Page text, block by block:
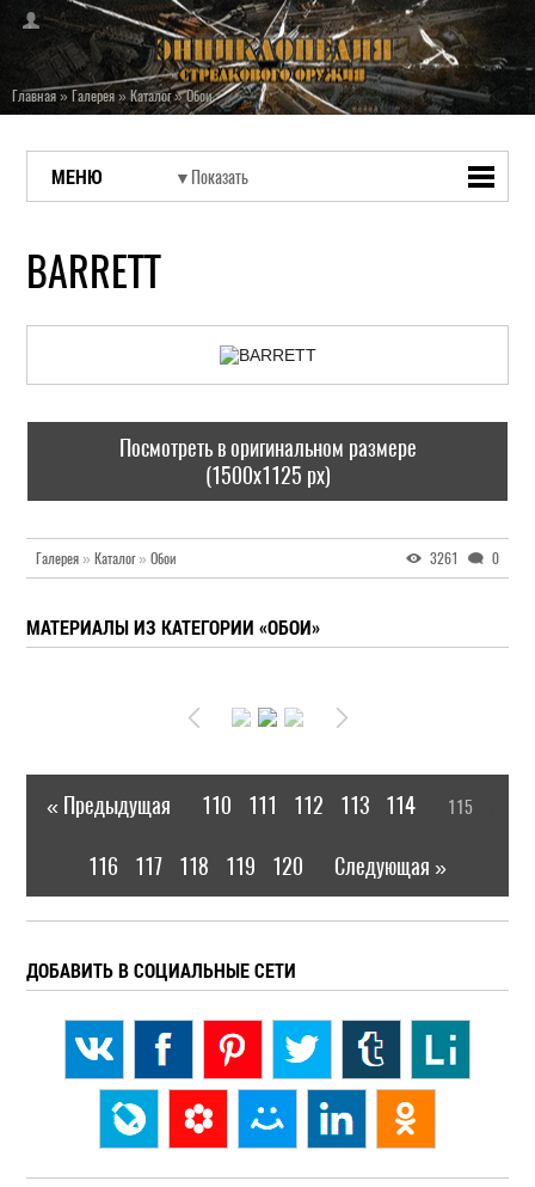
Главная»Галерея»Каталог»Обои
МЕНЮ
BARRETT
Посмотреть в оригинальном размере
(1500x1125 px)
Галерея » Каталог» Обои 3261 0
МАТЕРИАЛЫ ИЗ КАТЕГОРИИ «ОБОИ»
« Предыдущая 110 111 112 113 114 115
116 117 118 119 120 Следующая »
ДОБАВИТЬ В СОЦИАЛЬНЫЕ СЕТИ